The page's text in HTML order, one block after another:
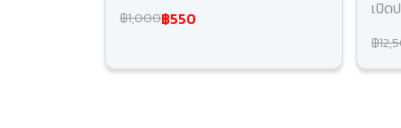
฿1,000฿550 เปิด
฿